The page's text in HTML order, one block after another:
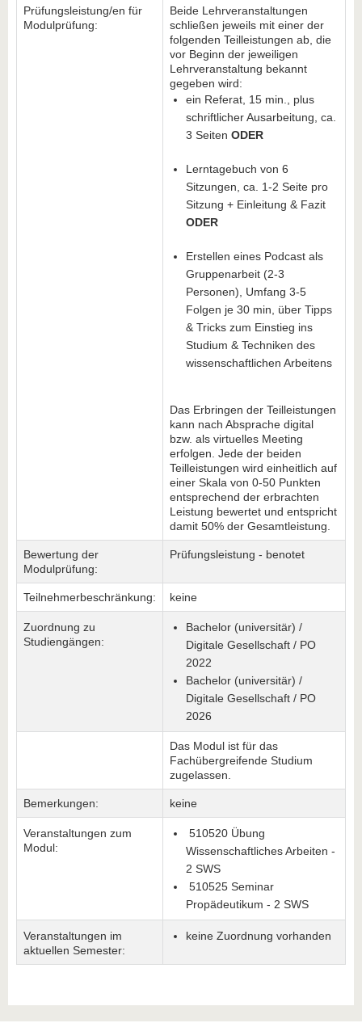
Prüfungsleistung/en für
Modulprüfung:
Beide Lehrveranstaltungen
schließen jeweils mit einer der
folgenden Teilleistungen ab, die
vor Beginn der jeweiligen
Lehrveranstaltung bekannt
gegeben wird:
ein Referat, 15 min., plus
schriftlicher Ausarbeitung, ca.
3 Seiten ODER
Lerntagebuch von 6
Sitzungen, ca. 1-2 Seite pro
Sitzung + Einleitung & Fazit
ODER
Erstellen eines Podcast als
Gruppenarbeit (2-3
Personen), Umfang 3-5
Folgen je 30 min, über Tipps
& Tricks zum Einstieg ins
Studium & Techniken des
wissenschaftlichen Arbeitens
Das Erbringen der Teilleistungen
kann nach Absprache digital
bzw. als virtuelles Meeting
erfolgen. Jede der beiden
Teilleistungen wird einheitlich auf
einer Skala von 0-50 Punkten
entsprechend der erbrachten
Leistung bewertet und entspricht
damit 50% der Gesamtleistung.
Bewertung der
Modulprüfung:
Prüfungsleistung - benotet
Teilnehmerbeschränkung: keine
Zuordnung zu
Studiengängen:
Bachelor (universitär) /
Digitale Gesellschaft / PO
2022
Bachelor (universitär) /
Digitale Gesellschaft / PO
2026
Das Modul ist für das
Fachübergreifende Studium
zugelassen.
Bemerkungen: keine
Veranstaltungen zum
Modul:
510520 Übung
Wissenschaftliches Arbeiten -
2 SWS
510525 Seminar
Propädeutikum - 2 SWS
Veranstaltungen im
aktuellen Semester:
keine Zuordnung vorhanden